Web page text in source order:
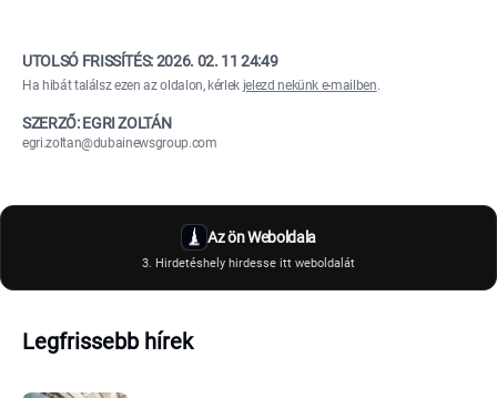
UTOLSÓ FRISSÍTÉS:2026. 02. 11 24:49
Ha hibát találsz ezen az oldalon, kérlek jelezd nekünk e-mailben.
SZERZŐ: EGRI ZOLTÁN
egri.zoltan@dubainewsgroup.com
Az ön Weboldala
3. Hirdetéshely hirdesse itt weboldalát
Legfrissebb hírek